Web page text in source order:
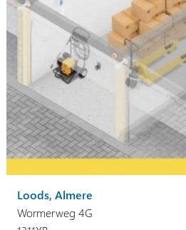
Loods, Almere
Wormerweg 4G